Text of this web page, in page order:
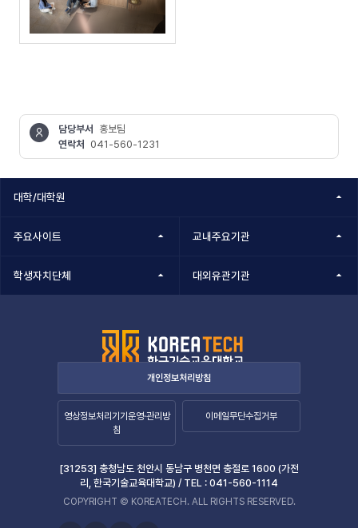
담당부서 홍보팀
연락처 041-560-1231
대학/대학원
주요사이트 교내주요기관
학생자치단체 대외유관기관
개인정보처리방침
영상정보처리기기운영·관리방
침
이메일무단수집거부
[31253] 충청남도 천안시 동남구 병천면 충절로 1600 (가전
리, 한국기술교육대학교) / TEL : 041-560-1114
COPYRIGHT © KOREATECH. ALL RIGHTS RESERVED.